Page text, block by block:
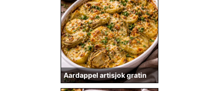
Aardappel artisjok gratin